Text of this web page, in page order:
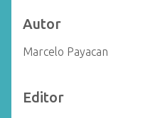
Autor
Marcelo Payacan
Editor